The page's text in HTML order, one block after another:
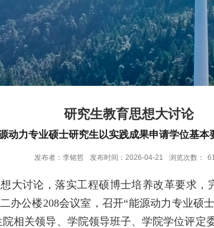
研究生教育思想大讨论
动力专业硕士研究生以实践成果申请学位基本
发布者：李铭哲 发布时间：2026-04-21 浏览次数：
大讨论，落实工程硕博士培养改革要求，
办公楼208会议室，召开“能源动力专业硕
相关领导、学院领导班子、学院学位评定